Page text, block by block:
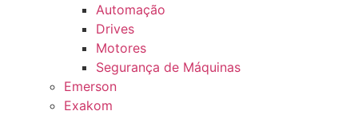
Automação
Drives
Motores
Segurança de Máquinas
Emerson
Exakom